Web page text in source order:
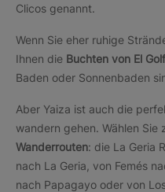
Clicos genannt.
Wenn Sie eher ruhige
Ihnen die Buchten von El
Baden oder Sonnenbaden
Aber Yaiza ist auch die
wandern gehen. Wählen Sie
Wanderrouten: die La Geria
nach La Geria, von Femés
nach Papagayo oder von